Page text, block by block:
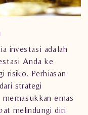
investasi adalah
Anda ke
risiko. Perhiasan
strategi
emas
melindungi diri